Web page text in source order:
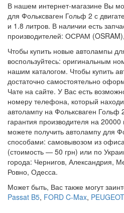
В нашем интернет-магазине Вы
для Фольксваген Гольф 2 с
и 1.8 литров. В наличии есть
производителей: ОСРАМ
Чтобы купить новые автолампы
воспользуйтесь: оригинальным
нашим каталогом. Чтобы купить
достаточно самостоятельно
Чате на сайте. У Вас есть
номеру телефона, который
автолампу на Фольксваген Гольф
гарантия производителя на
можете получить автолампу для
способами: самовывозом из
(стоимость — 50 грн) или по
города: Чернигов, Александрия,
Ровно, Одесса.
Может быть, Вас также могут
Passat B5, FORD C-Max,